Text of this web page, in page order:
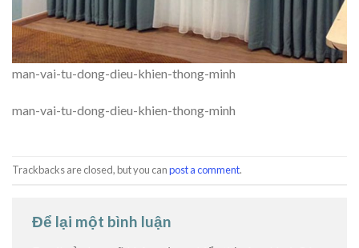
man-vai-tu-dong-dieu-khien-thong-minh
man-vai-tu-dong-dieu-khien-thong-minh
Trackbacks are closed, but you canpost a comment.
Để lại một bình luận